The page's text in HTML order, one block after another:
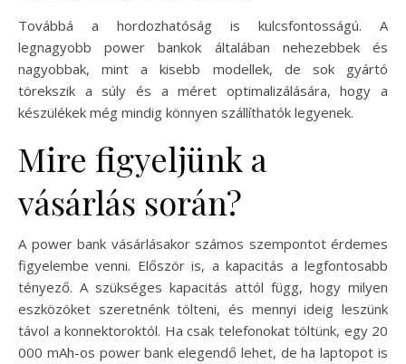
Továbbá a hordozhatóság is kulcsfontosságú. A
legnagyobb power bankok általában nehezebbek és
nagyobbak, mint a kisebb modellek, de sok gyártó
törekszik a súly és a méret optimalizálására, hogy a
készülékek még mindig könnyen szállíthatók legyenek.
Mire figyeljünk a
vásárlás során?
A power bank vásárlásakor számos szempontot érdemes
figyelembe venni. Először is, a kapacitás a legfontosabb
tényező. A szükséges kapacitás attól függ, hogy milyen
eszközöket szeretnénk tölteni, és mennyi ideig leszünk
távol a konnektoroktól. Ha csak telefonokat töltünk, egy 20
000 mAh-os power bank elegendő lehet, de ha laptopot is